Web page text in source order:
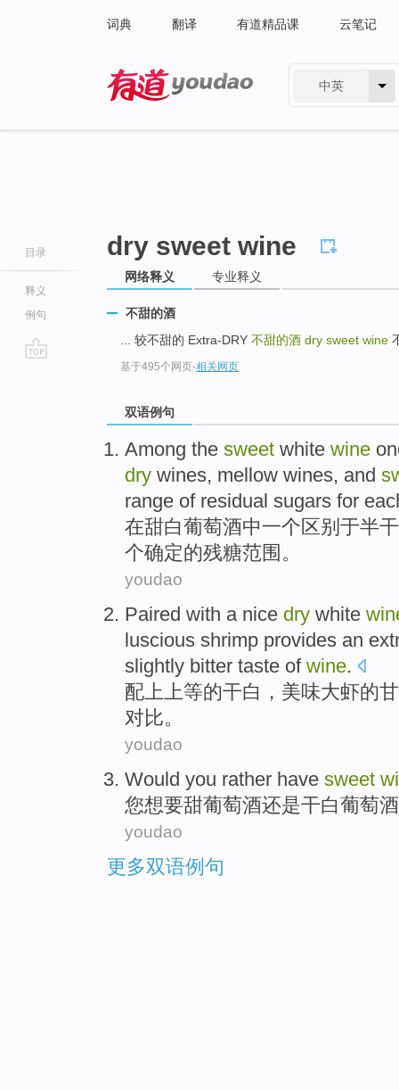
词典 翻译 有道精品课 云笔记
中英
目录
释义
例句
dry sweet wine
网络释义 专业释义
不甜的酒
... 较不甜的 Extra-DRY 不甜的酒 dry sweet wine
基于495个网页-相关网页
双语例句
Among the sweet white wine
dry wines, mellow wines, and
range of residual sugars for
在甜白葡萄酒中一个 区别 于半
个确定的残糖范围 。
youdao
Paired with a nice dry white
luscious shrimp provides an
slightly bitter taste of wine.
配上上等的干白 ， 美味大虾的
对比。
youdao
Would you rather have sweet
您想要甜葡萄酒还是干白葡萄
youdao
更多双语例句